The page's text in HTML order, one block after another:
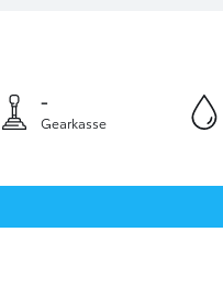
Gearkasse
-